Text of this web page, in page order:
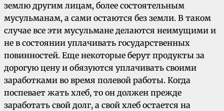
землю другим лицам, более состоятельным
мусульманам, а сами остаются без земли. В таком
случае все эти мусульмане делаются неимущими и
не в состоянии уплачивать государственных
повинностей. Еще некоторые берут продукты за
дорогую цену и обязуются уплачивать своими
заработками во время полевой работы. Когда
поспевает жать хлеб, то он должен прежде
заработать свой долг, а свой хлеб остается на